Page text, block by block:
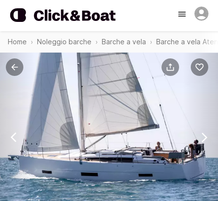
Home Noleggio barche Barche a vela Barche a vela